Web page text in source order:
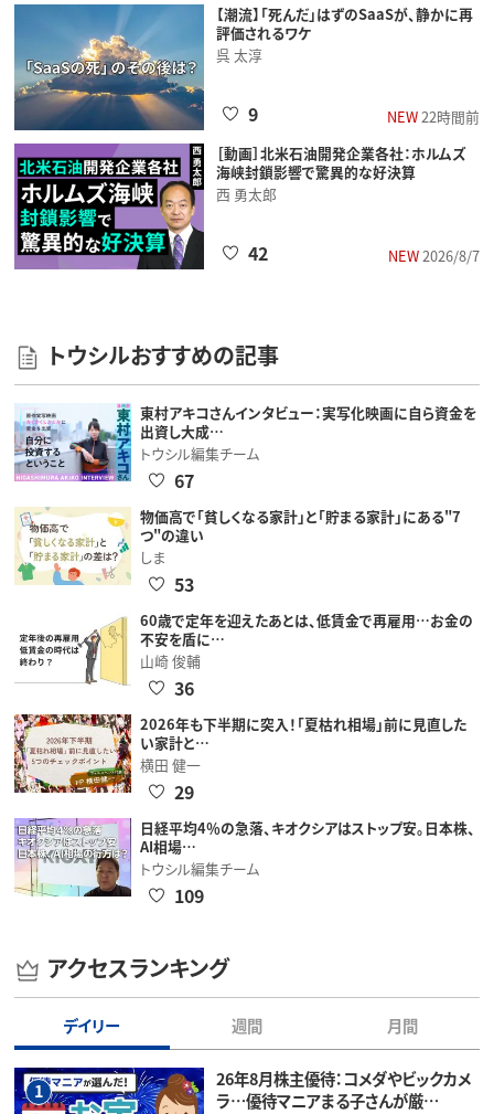
【潮流】「死んだ」はずのSaaSが、静かに再
評価されるワケ
呉 太淳
NEW22時間前
9
［動画］北米石油開発企業各社：ホルムズ
海峡封鎖影響で驚異的な好決算
西 勇太郎
NEW2026/8/7
42
トウシルおすすめの記事
東村アキコさんインタビュー：実写化映画に自ら資金を
出資し大成…
トウシル編集チーム
67
物価高で「貧しくなる家計」と「貯まる家計」にある"7
つ"の違い
しま
53
60歳で定年を迎えたあとは、低賃金で再雇用…お金の
不安を盾に…
山崎 俊輔
36
2026年も下半期に突入！「夏枯れ相場」前に見直した
い家計と…
横田 健一
29
日経平均4％の急落、キオクシアはストップ安。日本株、
AI相場…
トウシル編集チーム
109
アクセスランキング
デイリー 週間 月間
1
26年8月株主優待：コメダやビックカメ
ラ…優待マニアまる子さんが厳…